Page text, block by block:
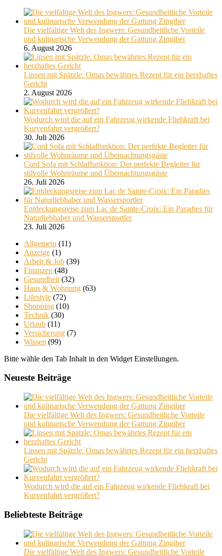
Die vielfältige Welt des Ingwers: Gesundheitliche Vorteile
und kulinarische Verwendung der Gattung Zingiber
6. August 2026
Linsen mit Spätzle: Omas bewährtes Rezept für ein herzhaftes
Gericht
2. August 2026
Wodurch wird die auf ein Fahrzeug wirkende Fliehkraft bei
Kurvenfahrt vergrößert?
30. Juli 2026
Cord Sofa mit Schlaffunktion: Der perfekte Begleiter für
stilvolle Wohnräume und Übernachtungsgäste
26. Juli 2026
Entdeckungsreise zum Lac de Sainte-Croix: Ein Paradies für
Naturliebhaber und Wassersportler
23. Juli 2026
Allgemein (11)
Anzeige (1)
Arbeit & Job (39)
Finanzen (48)
Gesundheit (32)
Haus & Wohnung (63)
Lifestyle (72)
Shopping (10)
Technik (30)
Urlaub (11)
Versicherung (7)
Wissen (99)
Bitte wähle den Tab Inhalt in den Widget Einstellungen.
Neueste Beiträge
Die vielfältige Welt des Ingwers: Gesundheitliche Vorteile
und kulinarische Verwendung der Gattung Zingiber
Linsen mit Spätzle: Omas bewährtes Rezept für ein herzhaftes
Gericht
Wodurch wird die auf ein Fahrzeug wirkende Fliehkraft bei
Kurvenfahrt vergrößert?
Beliebteste Beiträge
Die vielfältige Welt des Ingwers: Gesundheitliche Vorteile